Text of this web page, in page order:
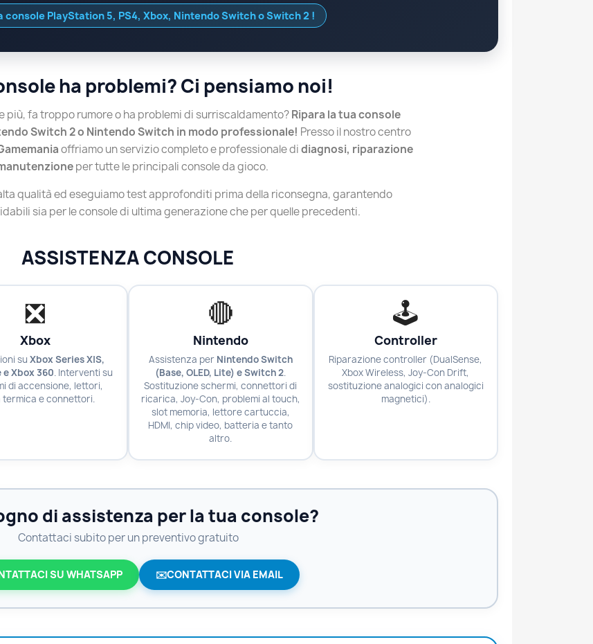
console PlayStation 5, PS4, Xbox, Nintendo Switch o Switch 2 !
ha problemi? Ci pensiamo noi!
più, fa troppo rumore o ha problemi di surriscaldamento?Ripara la tua console
Switch 2 o Nintendo Switch in modo professionale! Presso il nostro centro
offriamo un servizio completo e professionale didiagnosi, riparazione
per tutte le principali console da gioco.
qualità ed eseguiamo test approfonditi prima della riconsegna, garantendo
sia per le console di ultima generazione che per quelle precedenti.
ASSISTENZA CONSOLE
❎
Xbox
suXbox Series X|S,
e Xbox 360. Interventi su
di accensione, lettori,
termica e connettori.
🔴
Nintendo
Assistenza per Nintendo Switch
(Base, OLED, Lite) e Switch 2.
Sostituzione schermi, connettori di
ricarica, Joy-Con, problemi al touch,
slot memoria, lettore cartuccia,
HDMI, chip video, batteria e tanto
altro.
🕹️
Controller
Riparazione controller (DualSense,
Xbox Wireless, Joy-Con Drift,
sostituzione analogici con analogici
magnetici).
di assistenza per la tua console?
Contattaci subito per un preventivo gratuito
SU WHATSAPP ✉️CONTATTACI VIA EMAIL